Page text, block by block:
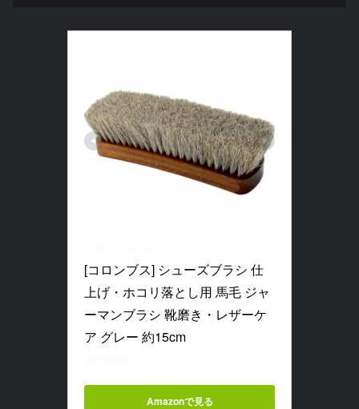
[コロンブス] シューズブラシ 仕
上げ・ホコリ落とし用 馬毛 ジャ
ーマンブラシ 靴磨き・レザーケ
ア グレー 約15cm
Amazonで見る